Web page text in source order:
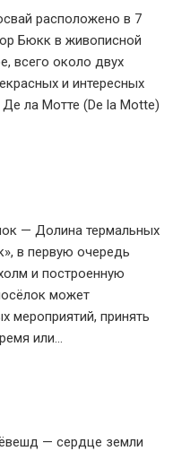
расположено в 7
Бюкк в живописной
всего около двух
и интересных
ла Мотте (De la Motte)
— Долина термальных
в первую очередь
и построенную
может
мероприятий, принять
или...
— сердце земли